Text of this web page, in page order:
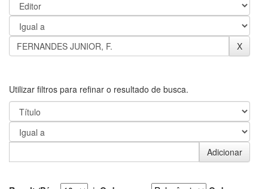
Utilizar filtros para refinar o resultado de busca.